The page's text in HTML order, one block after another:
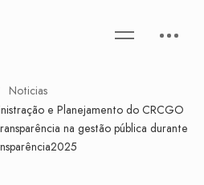
Noticias
e Planejamento do CRCGO
na gestão pública durante